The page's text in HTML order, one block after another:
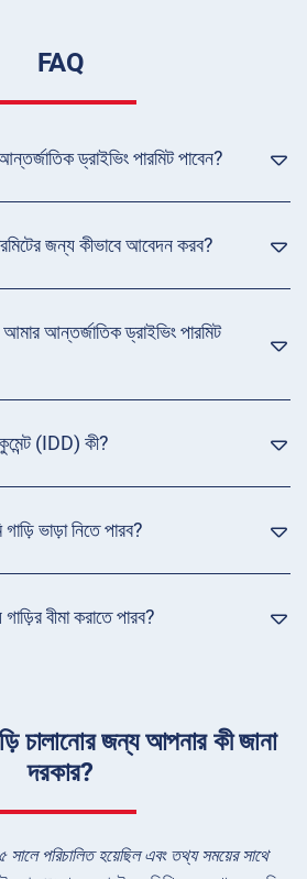
FAQ
ড্রাইভিং পারমিট পাবেন?
জন্য কীভাবে আবেদন করব?
আন্তর্জাতিক ড্রাইভিং পারমিট
(IDD) কী?
ভাড়া নিতে পারব?
বীমা করাতে পারব?
চালানোর জন্য আপনার কী জানা
দরকার?
সালে পরিচালিত হয়েছিল এবং তথ্য সময়ের সাথে